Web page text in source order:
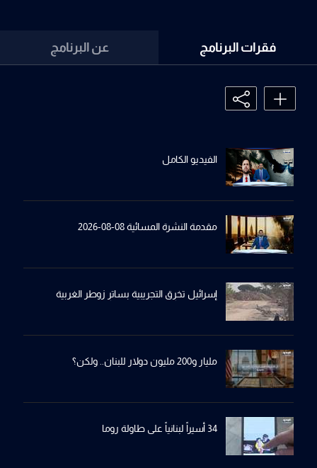
فقرات البرنامج عن البرنامج
الفيديو الكامل
مقدمة النشرة المسائية 08-08-2026
إسرائيل تخرِق التجريبية بساترِ زوطر الغربية
مليار و200 مليون دولار للبنان.. ولكن؟
34 أسيراً لبنانياً على طاولة روما